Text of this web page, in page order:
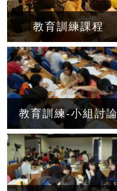
教育訓練課程
教育訓練-小組討論